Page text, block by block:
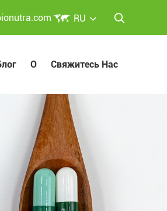

 RU
О Свяжитесь Нас